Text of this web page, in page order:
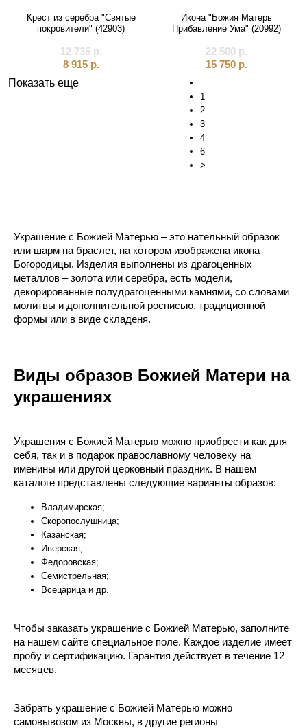
Крест из серебра "Святые
покровители" (42903)
12 735р.
8 915 р.
Икона "Божия Матерь
Прибавление Ума" (20992)
22 500р.
15 750 р.
Показать еще
1
2
3
4
6
>
Украшение с Божией Матерью – это нательный образок
или шарм на браслет, на котором изображена икона
Богородицы. Изделия выполнены из драгоценных
металлов – золота или серебра, есть модели,
декорированные полудрагоценными камнями, со словами
молитвы и дополнительной росписью, традиционной
формы или в виде складеня.
Виды образов Божией Матери на
украшениях
Украшения с Божией Матерью можно приобрести как для
себя, так и в подарок православному человеку на
именины или другой церковный праздник. В нашем
каталоге представлены следующие варианты образов:
Владимирская;
Скоропослушница;
Казанская;
Иверская;
Федоровская;
Семистрельная;
Всецарица и др.
Чтобы заказать украшение с Божией Матерью, заполните
на нашем сайте специальное поле. Каждое изделие имеет
пробу и сертификацию. Гарантия действует в течение 12
месяцев.
Забрать украшение с Божией Матерью можно
самовывозом из Москвы, в другие регионы